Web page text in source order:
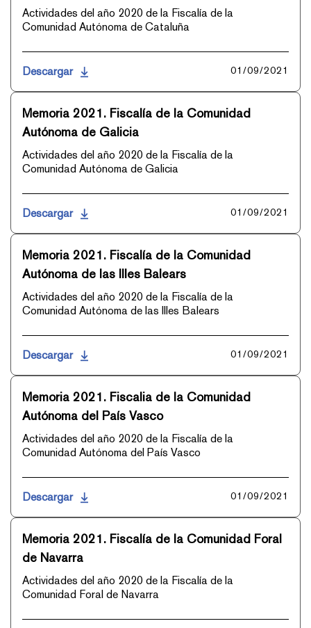
Actividades del año 2020 de la Fiscalía de la
Comunidad Autónoma de Cataluña
Descargar 01/09/2021
Memoria 2021. Fiscalía de la Comunidad
Autónoma de Galicia
Actividades del año 2020 de la Fiscalía de la
Comunidad Autónoma de Galicia
Descargar 01/09/2021
Memoria 2021. Fiscalía de la Comunidad
Autónoma de las Illes Balears
Actividades del año 2020 de la Fiscalía de la
Comunidad Autónoma de las Illes Balears
Descargar 01/09/2021
Memoria 2021. Fiscalia de la Comunidad
Autónoma del País Vasco
Actividades del año 2020 de la Fiscalía de la
Comunidad Autónoma del País Vasco
Descargar 01/09/2021
Memoria 2021. Fiscalía de la Comunidad Foral
de Navarra
Actividades del año 2020 de la Fiscalía de la
Comunidad Foral de Navarra